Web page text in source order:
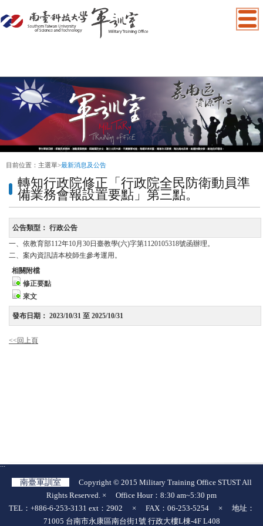
目前位置： 主選單>最新消息及公告
轉知行政院修正「行政院全民防衛動員準
備業務會報設置要點」第三點。
公告類型： 行政公告
一、依教育部112年10月30日臺教學(六)字第1120105318號函辦理。
二、案內資訊請本校師生參考運用。
相關附檔
修正要點
來文
發布日期： 2023/10/31 至 2025/10/31
<<回上頁
:::
南臺軍訓室
Copyright © 2015 Military Training Office STUST All
Rights Reserved. × Office Hour：8:30 am~5:30 pm
TEL：+886-6-253-3131 ext：2902 × FAX：06-253-5254 × 地址：
71005 台南市永康區南台街1號 行政大樓L棟-4F L408